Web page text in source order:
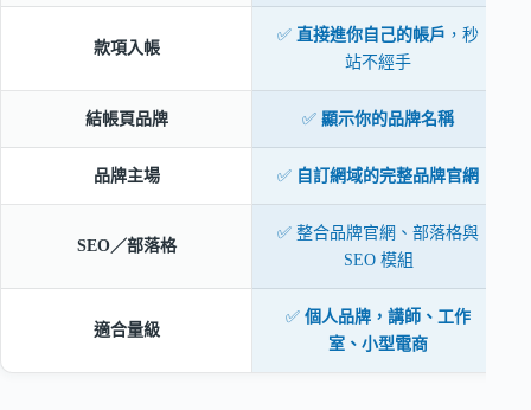
款項入帳
✅ 直接進你自己的帳戶 ，秒
站不經手
結帳頁品牌 ✅ 顯示你的品牌名稱
品牌主場 ✅ 自訂網域的完整品牌官網
SEO／部落格
✅ 整合品牌官網、部落格與
SEO 模組
適合量級
✅ 個人品牌，講師、工作
室、小型電商